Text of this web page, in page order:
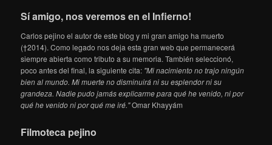
Sí amigo, nos veremos en el Infierno!
Carlos pejino el autor de este blog y mi gran amigo ha muerto
(†2014). Como legado nos deja esta gran web que permanecerá
siempre abierta como tributo a su memoria. También seleccionó,
poco antes del final, la siguiente cita: "Mi nacimiento no trajo ningún
bien al mundo. Mi muerte no disminuirá ni su esplendor ni su
grandeza. Nadie pudo jamás explicarme para qué he venido, ni por
qué he venido ni por qué me iré."Omar Khayyám
Filmoteca pejino